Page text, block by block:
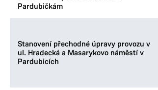
Pardubičkám
Stanovení přechodné úpravy provozu v
ul. Hradecká a Masarykovo náměstí v
Pardubicích